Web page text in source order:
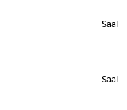
Saal
Saal